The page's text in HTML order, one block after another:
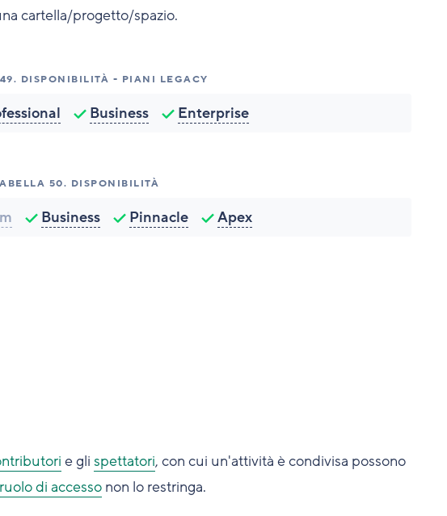
cartella/progetto/spazio.
49. DISPONIBILITÀ - PIANI LEGACY
Business Enterprise
50. DISPONIBILITÀ
Business Pinnacle Apex
e gli spettatori, con cui un'attività è condivisa possono
ruolo di accessonon lo restringa.